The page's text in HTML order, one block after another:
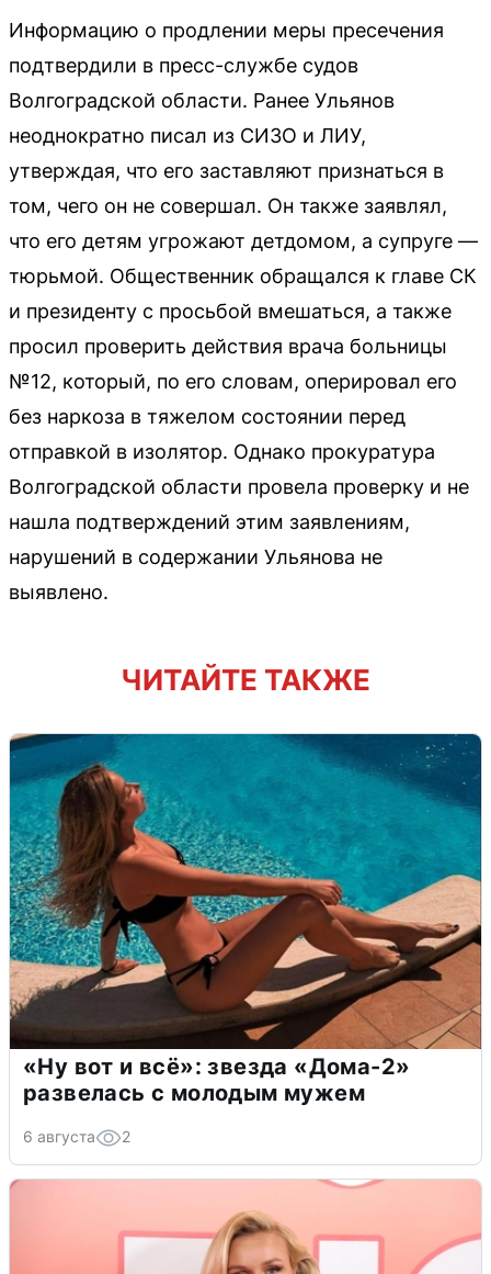
Информацию о продлении меры пресечения
подтвердили в пресс-службе судов
Волгоградской области. Ранее Ульянов
неоднократно писал из СИЗО и ЛИУ,
утверждая, что его заставляют признаться в
том, чего он не совершал. Он также заявлял,
что его детям угрожают детдомом, а супруге —
тюрьмой. Общественник обращался к главе СК
и президенту с просьбой вмешаться, а также
просил проверить действия врача больницы
№12, который, по его словам, оперировал его
без наркоза в тяжелом состоянии перед
отправкой в изолятор. Однако прокуратура
Волгоградской области провела проверку и не
нашла подтверждений этим заявлениям,
нарушений в содержании Ульянова не
выявлено.
ЧИТАЙТЕ ТАКЖЕ
«Ну вот и всё»: звезда «Дома-2»
развелась с молодым мужем
6 августа 2